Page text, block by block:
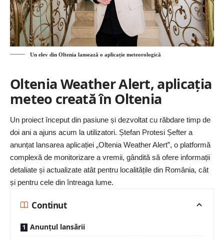
Un elev din Oltenia lansează o aplicație meteorologică
Oltenia Weather Alert, aplicația
meteo creată în Oltenia
Un proiect început din pasiune și dezvoltat cu răbdare timp de
doi ani a ajuns acum la utilizatori. Ștefan Protesi Șefter a
anunțat lansarea aplicației „Oltenia Weather Alert”, o platformă
complexă de monitorizare a vremii, gândită să ofere informații
detaliate și actualizate atât pentru localitățile din România, cât
și pentru cele din întreaga lume.
Continut
Anunțul lansării